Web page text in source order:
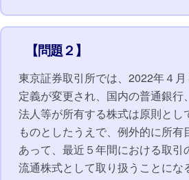
【問題２】
東京証券取引所では、2022年４
定義が変更され、国内の普通銀行
法人等が所有する株式は原則とし
ものとしたうえで、例外的に所
あって、最近５年間における取引
流通株式として取り扱うことにな